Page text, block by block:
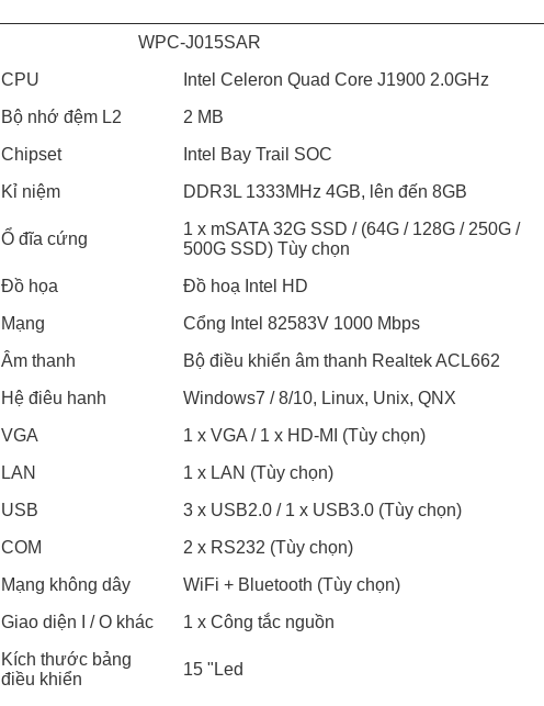
WPC-J015SAR
CPU
Intel Celeron Quad Core J1900 2.0GHz
Bộ nhớ đệm L2
2 MB
Chipset
Intel Bay Trail SOC
Kỉ niệm
DDR3L 1333MHz 4GB, lên đến 8GB
Ổ đĩa cứng
1 x mSATA 32G SSD / (64G / 128G / 250G /
500G SSD) Tùy chọn
Đồ họa
Đồ hoạ Intel HD
Mạng
Cổng Intel 82583V 1000 Mbps
Âm thanh
Bộ điều khiển âm thanh Realtek ACL662
Hệ điêu hanh
Windows7 / 8/10, Linux, Unix, QNX
VGA
1 x VGA / 1 x HD-MI (Tùy chọn)
LAN
1 x LAN (Tùy chọn)
USB
3 x USB2.0 / 1 x USB3.0 (Tùy chọn)
COM
2 x RS232 (Tùy chọn)
Mạng không dây
WiFi + Bluetooth (Tùy chọn)
Giao diện I / O khác
1 x Công tắc nguồn
Kích thước bảng
điều khiển
15 "Led